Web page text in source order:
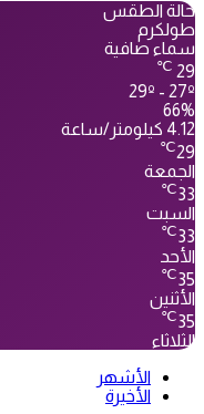
حالة الطقس
طولكرم
سماء صافية
29
℃
29º - 27º
66%
4.12 كيلومتر/ساعة
29
℃
الجمعة
33
℃
السبت
33
℃
الأحد
35
℃
الأثنين
35
℃
الثلاثاء
الأشهر
الأخيرة